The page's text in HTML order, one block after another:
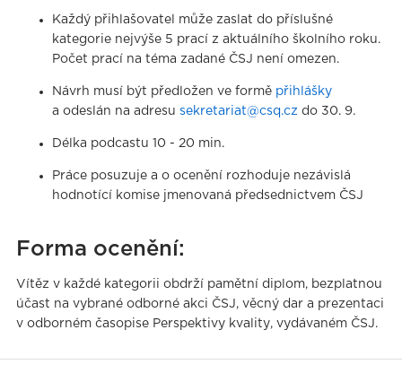
Každý přihlašovatel může zaslat do příslušné
kategorie nejvýše 5 prací z aktuálního školního roku.
Počet prací na téma zadané ČSJ není omezen.
Návrh musí být předložen ve formě přihlášky
a odeslán na adresu sekretariat@csq.cz do 30. 9.
Délka podcastu 10 - 20 min.
Práce posuzuje a o ocenění rozhoduje nezávislá
hodnotící komise jmenovaná předsednictvem ČSJ
Forma ocenění:
Vítěz v každé kategorii obdrží pamětní diplom, bezplatnou
účast na vybrané odborné akci ČSJ, věcný dar a prezentaci
v odborném časopise Perspektivy kvality, vydávaném ČSJ.